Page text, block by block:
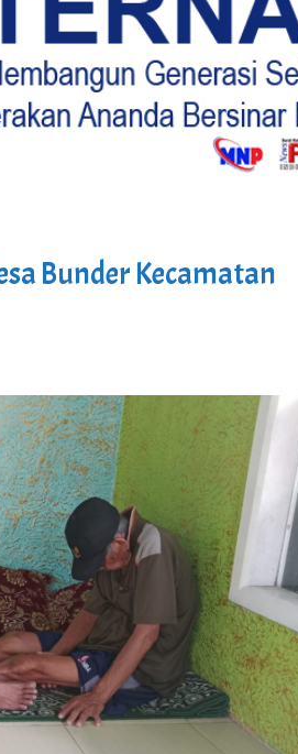
Bunder Kecamatan